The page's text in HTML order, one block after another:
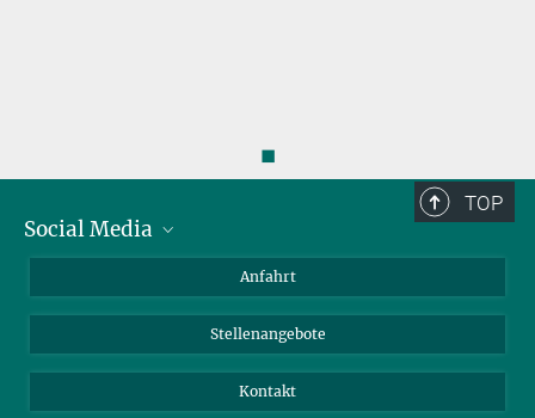
◼
TOP
Social Media
Anfahrt
Stellenangebote
Kontakt